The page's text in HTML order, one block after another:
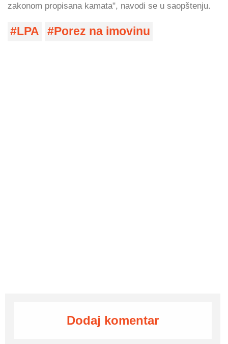
zakonom propisana kamata", navodi se u saopštenju.
LPA Porez na imovinu
Dodaj komentar